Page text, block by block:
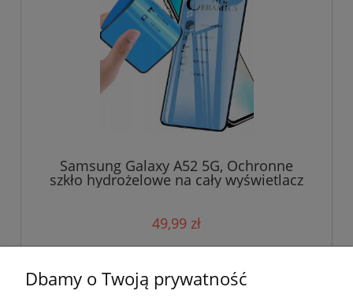
Samsung Galaxy A52 5G, Ochronne
szkło hydrożelowe na cały wyświetlacz
49,99 zł
Dbamy o Twoją prywatność